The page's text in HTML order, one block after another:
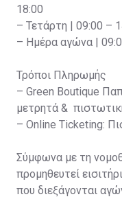
18:00
– Τετάρτη | 09:00 –
– Ημέρα αγώνα |
Τρόποι Πληρωμής
– Green Boutique
μετρητά &
– Online Ticketing:
Σύμφωνα με τη
προμηθευτεί
που διεξάγονται